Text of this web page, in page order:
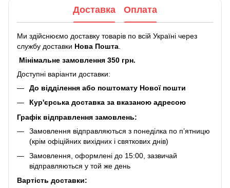
Доставка Оплата
Ми здійснюємо доставку товарів по всій Україні через
службу доставки Нова Пошта
Мінімальне замовлення 350 грн.
Доступні варіанти доставки:
До відділення або поштомату Нової пошти
Кур'єрська доставка за вказаною адресою
Графік відправлення замовлень:
Замовлення відправляються з понеділка по п’ятницю
(крім офіційних вихідних і святкових днів)
Замовлення, оформлені до 15:00, зазвичай
відправляються у той же день
Вартість доставки: